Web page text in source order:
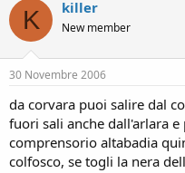
K killer
New member
30 Novembre 2006
da corvara puoi salire dal
fuori sali anche dall'arlara
comprensorio altabadia
colfosco, se togli la nera